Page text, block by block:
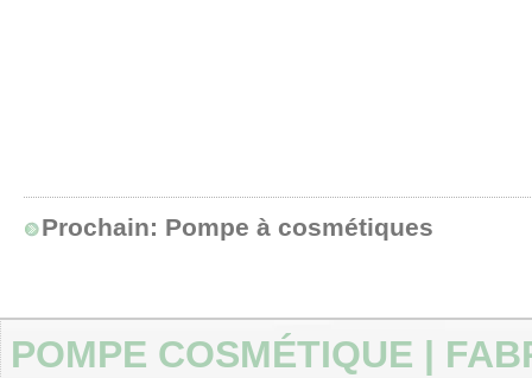
Prochain: Pompe à cosmétiques
POMPE COSMÉTIQUE |